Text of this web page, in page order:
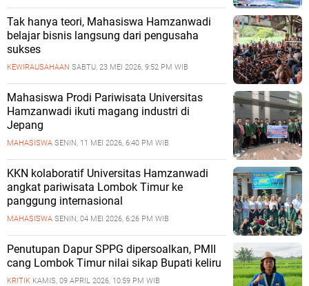
Tak hanya teori, Mahasiswa Hamzanwadi
belajar bisnis langsung dari pengusaha
sukses
KEWIRAUSAHAAN SABTU, 23 MEI 2026, 9:52 PM WIB
Mahasiswa Prodi Pariwisata Universitas
Hamzanwadi ikuti magang industri di
Jepang
MAHASISWA SENIN, 11 MEI 2026, 6:40 PM WIB
KKN kolaboratif Universitas Hamzanwadi
angkat pariwisata Lombok Timur ke
panggung internasional
MAHASISWA SENIN, 04 MEI 2026, 6:26 PM WIB
Penutupan Dapur SPPG dipersoalkan, PMII
cang Lombok Timur nilai sikap Bupati keliru
KRITIK KAMIS, 09 APRIL 2026, 10:59 PM WIB